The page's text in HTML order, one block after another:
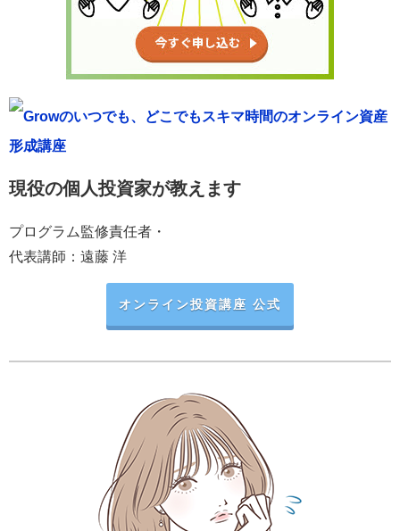
Growのいつでも、どこでもスキマ時間のオンライン資産
形成講座
現役の個人投資家が教えます
プログラム監修責任者・
代表講師：遠藤 洋
オンライン投資講座 公式